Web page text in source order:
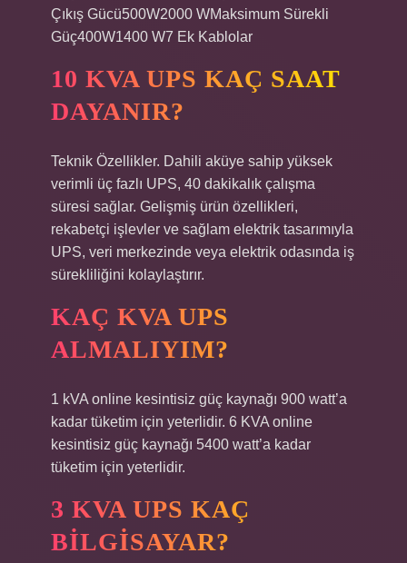
Çıkış Gücü500W2000 WMaksimum Sürekli
Güç400W1400 W7 Ek Kablolar
10 KVA UPS KAÇ SAAT
DAYANIR?
Teknik Özellikler. Dahili aküye sahip yüksek
verimli üç fazlı UPS, 40 dakikalık çalışma
süresi sağlar. Gelişmiş ürün özellikleri,
rekabetçi işlevler ve sağlam elektrik tasarımıyla
UPS, veri merkezinde veya elektrik odasında iş
sürekliliğini kolaylaştırır.
KAÇ KVA UPS
ALMALIYIM?
1 kVA online kesintisiz güç kaynağı 900 watt’a
kadar tüketim için yeterlidir. 6 KVA online
kesintisiz güç kaynağı 5400 watt’a kadar
tüketim için yeterlidir.
3 KVA UPS KAÇ
BILGISAYAR?